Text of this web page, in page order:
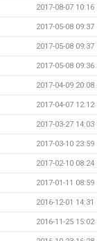
2017-08-07 10:16
2017-05-08 09:37
2017-05-08 09:37
2017-05-08 09:36
2017-04-09 20:08
2017-04-07 12:12
2017-03-27 14:03
2017-03-10 23:59
2017-02-10 08:24
2017-01-11 08:59
2016-12-01 14:31
2016-11-25 15:02